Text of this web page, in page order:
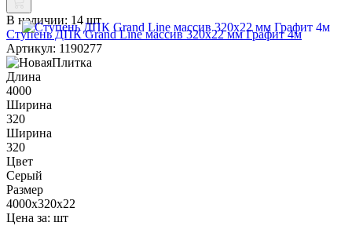
В наличии: 14 шт
Ступень ДПК Grand Line массив 320х22 мм Графит 4м
Артикул: 1190277
Длина
4000
Ширина
320
Ширина
320
Цвет
Серый
Размер
4000x320x22
Цена за: шт